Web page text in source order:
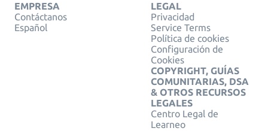
EMPRESA
Contáctanos
Español
LEGAL
Privacidad
Service Terms
Política de cookies
Configuración de
Cookies
COPYRIGHT, GUÍAS
COMUNITARIAS, DSA
& OTROS RECURSOS
LEGALES
Centro Legal de
Learneo